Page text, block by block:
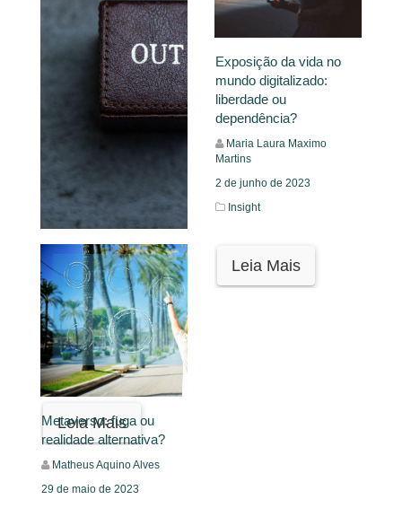
Pensando fora da caixa:
breve reflexão acerca da
maternidade
Karla Roberta Santos Lima
11 de junho de 2023
Insight
Leia Mais
Exposição da vida no
mundo digitalizado:
liberdade ou
dependência?
Maria Laura Maximo
Martins
2 de junho de 2023
Insight
Leia Mais
Metaverso: fuga ou
realidade alternativa?
Matheus Aquino Alves
29 de maio de 2023